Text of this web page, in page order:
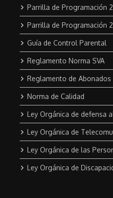
Parrilla de Programación
Parrilla de Programación
Guía de Control Parental
Reglamento Norma SVA
Reglamento de Abonados
Norma de Calidad
Ley Orgánica de defensa
Ley Orgánica de
Ley Orgánica de las
Ley Orgánica de